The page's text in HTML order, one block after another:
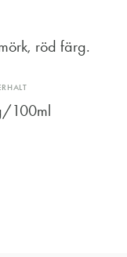
röd färg.
100ml